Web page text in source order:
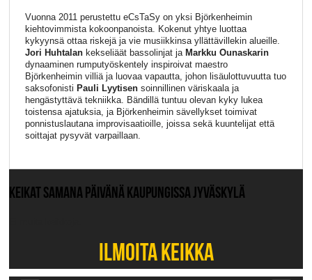
Vuonna 2011 perustettu eCsTaSy on yksi Björkenheimin
kiehtovimmista kokoonpanoista. Kokenut yhtye luottaa
kykyynsä ottaa riskejä ja vie musiikkinsa yllättävillekin alueille.
Jori Huhtalankekseliäät bassolinjat ja Markku Ounaskarin
dynaaminen rumputyöskentely inspiroivat maestro
Björkenheimin villiä ja luovaa vapautta, johon lisäulottuvuutta tuo
saksofonisti Pauli Lyytisensoinnillinen väriskaala ja
hengästyttävä tekniikka. Bändillä tuntuu olevan kyky lukea
toistensa ajatuksia, ja Björkenheimin sävellykset toimivat
ponnistuslautana improvisaatioille, joissa sekä kuuntelijat että
soittajat pysyvät varpaillaan.
KEIKAT SAMANA PÄIVÄNÄ KAUPUNGISSA JYVÄSKYLÄ
ILMOITA KEIKKA